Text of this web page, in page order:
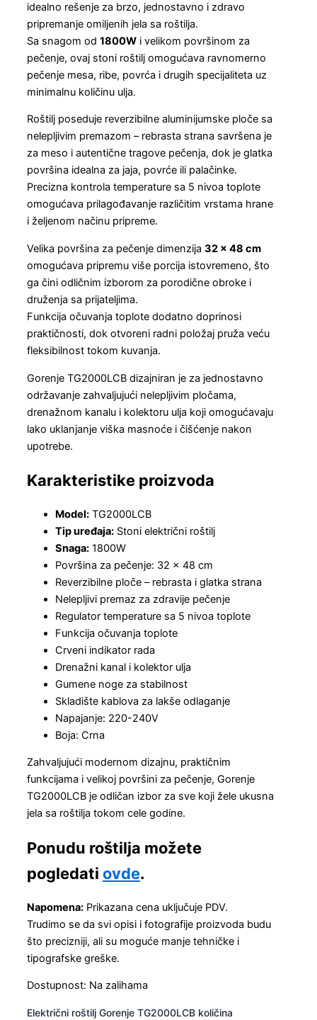
idealno rešenje za brzo, jednostavno i zdravo
pripremanje omiljenih jela sa roštilja.
Sa snagom od 1800W i velikom površinom za
pečenje, ovaj stoni roštilj omogućava ravnomerno
pečenje mesa, ribe, povrća i drugih specijaliteta uz
minimalnu količinu ulja.
Roštilj poseduje reverzibilne aluminijumske ploče sa
nelepljivim premazom – rebrasta strana savršena je
za meso i autentične tragove pečenja, dok je glatka
površina idealna za jaja, povrće ili palačinke.
Precizna kontrola temperature sa 5 nivoa toplote
omogućava prilagođavanje različitim vrstama hrane
i željenom načinu pripreme.
Velika površina za pečenje dimenzija 32 × 48 cm
omogućava pripremu više porcija istovremeno, što
ga čini odličnim izborom za porodične obroke i
druženja sa prijateljima.
Funkcija očuvanja toplote dodatno doprinosi
praktičnosti, dok otvoreni radni položaj pruža veću
fleksibilnost tokom kuvanja.
Gorenje TG2000LCB dizajniran je za jednostavno
održavanje zahvaljujući nelepljivim pločama,
drenažnom kanalu i kolektoru ulja koji omogućavaju
lako uklanjanje viška masnoće i čišćenje nakon
upotrebe.
Karakteristike proizvoda
Model: TG2000LCB
Tip uređaja: Stoni električni roštilj
Snaga: 1800W
Površina za pečenje: 32 × 48 cm
Reverzibilne ploče – rebrasta i glatka strana
Nelepljivi premaz za zdravije pečenje
Regulator temperature sa 5 nivoa toplote
Funkcija očuvanja toplote
Crveni indikator rada
Drenažni kanal i kolektor ulja
Gumene noge za stabilnost
Skladište kablova za lakše odlaganje
Napajanje: 220-240V
Boja: Crna
Zahvaljujući modernom dizajnu, praktičnim
funkcijama i velikoj površini za pečenje, Gorenje
TG2000LCB je odličan izbor za sve koji žele ukusna
jela sa roštilja tokom cele godine.
Ponudu roštilja možete
pogledati ovde.
Napomena: Prikazana cena uključuje PDV.
Trudimo se da svi opisi i fotografije proizvoda budu
što precizniji, ali su moguće manje tehničke i
tipografske greške.
Dostupnost: Na zalihama
Električni roštilj Gorenje TG2000LCB količina